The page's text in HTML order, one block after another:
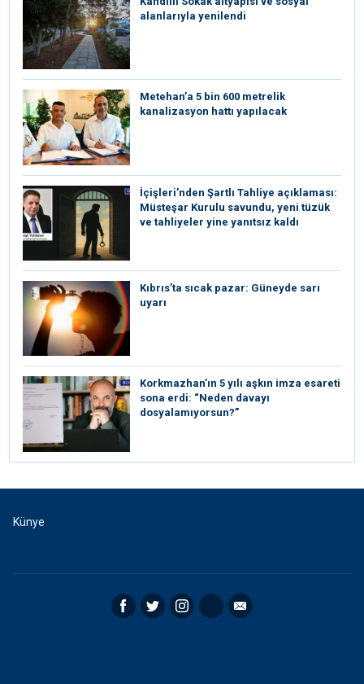
alanlarıyla yenilendi
Metehan’a 5 bin 600 metrelik
kanalizasyon hattı yapılacak
İçişleri’nden Şartlı Tahliye açıklaması:
Müsteşar Kurulu savundu, yeni tüzük
ve tahliyeler yine yanıtsız kaldı
Kıbrıs’ta sıcak pazar: Güneyde sarı
uyarı
Korkmazhan’ın 5 yılı aşkın imza esareti
sona erdi: “Neden davayı
dosyalamıyorsun?”
Künye
Facebook Twitter Instagram RSS